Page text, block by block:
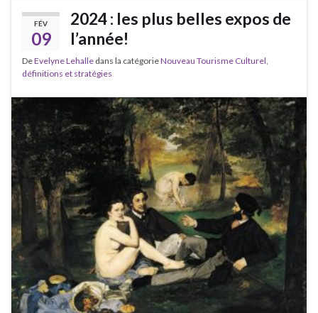
FÉV
09
2024 : les plus belles expos de
l’année!
DeEvelyne Lehalle dans la catégorieNouveau Tourisme Culturel,
définitions et stratégies